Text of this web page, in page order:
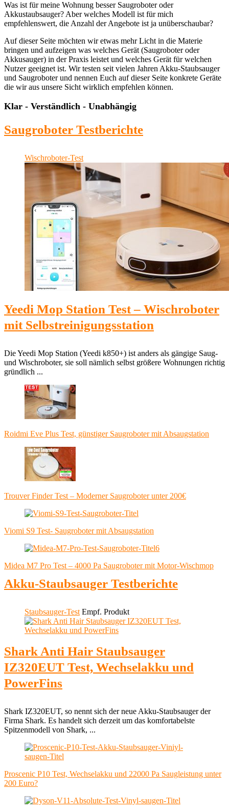
Was ist für meine Wohnung besser Saugroboter oder
Akkustaubsauger? Aber welches Modell ist für mich
empfehlenswert, die Anzahl der Angebote ist ja unüberschaubar?
Auf dieser Seite möchten wir etwas mehr Licht in die Materie
bringen und aufzeigen was welches Gerät (Saugroboter oder
Akkusauger) in der Praxis leistet und welches Gerät für welchen
Nutzer geeignet ist. Wir testen seit vielen Jahren Akku-Staubsauger
und Saugroboter und nennen Euch auf dieser Seite konkrete Geräte
die wir aus unsere Sicht wirklich empfehlen können.
Klar - Verständlich - Unabhängig
Saugroboter Testberichte
Wischroboter-Test
Yeedi Mop Station Test – Wischroboter
mit Selbstreinigungsstation
Die Yeedi Mop Station (Yeedi k850+) ist anders als gängige Saug-
und Wischroboter, sie soll nämlich selbst größere Wohnungen richtig
gründlich ...
Roidmi Eve Plus Test, günstiger Saugroboter mit Absaugstation
Trouver Finder Test – Moderner Saugroboter unter 200€
Viomi S9 Test- Saugroboter mit Absaugstation
Midea M7 Pro Test – 4000 Pa Saugroboter mit Motor-Wischmop
Akku-Staubsauger Testberichte
Staubsauger-Test Empf. Produkt
Shark Anti Hair Staubsauger
IZ320EUT Test, Wechselakku und
PowerFins
Shark IZ320EUT, so nennt sich der neue Akku-Staubsauger der
Firma Shark. Es handelt sich derzeit um das komfortabelste
Spitzenmodell von Shark, ...
Proscenic P10 Test, Wechselakku und 22000 Pa Saugleistung unter
200 Euro?